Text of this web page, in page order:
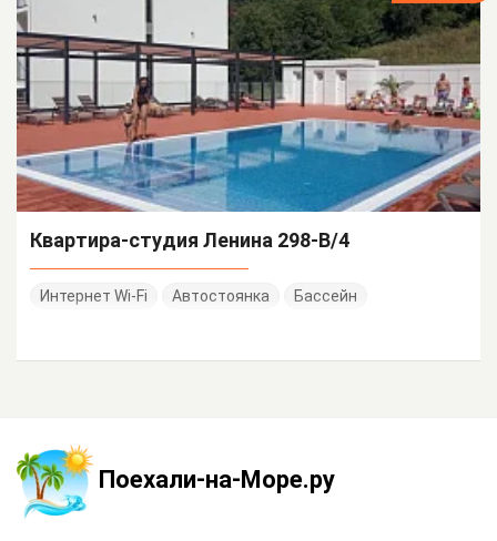
Квартира-студия Ленина 298-В/4
Интернет Wi-Fi Автостоянка Бассейн
Поехали-на-Море.ру